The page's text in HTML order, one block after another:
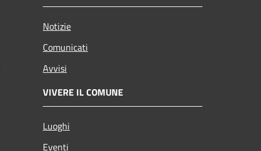
Notizie
Comunicati
Avvisi
VIVERE IL COMUNE
Luoghi
Eventi